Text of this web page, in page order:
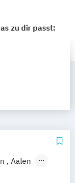
zu dir passt:
Aalen